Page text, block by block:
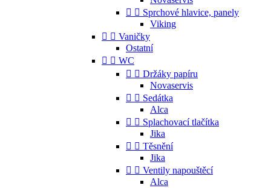
  Sprchové hlavice, panely
Viking
  Vaničky
Ostatní
  WC
  Držáky papíru
Novaservis
  Sedátka
Alca
  Splachovací tlačítka
Jika
  Těsnění
Jika
  Ventily napouštěcí
Alca